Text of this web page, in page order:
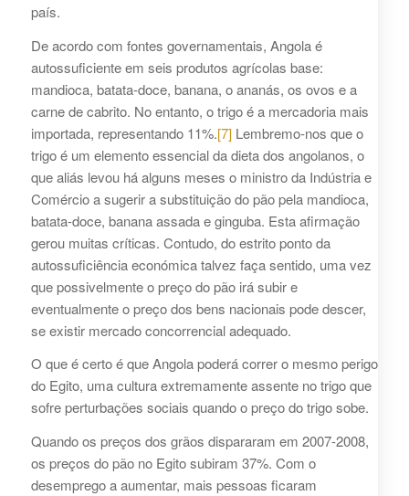
país.
De acordo com fontes governamentais, Angola é
autossuficiente em seis produtos agrícolas base:
mandioca, batata-doce, banana, o ananás, os ovos e a
carne de cabrito. No entanto, o trigo é a mercadoria mais
importada, representando 11%.[7]Lembremo-nos que o
trigo é um elemento essencial da dieta dos angolanos, o
que aliás levou há alguns meses o ministro da Indústria e
Comércio a sugerir a substituição do pão pela mandioca,
batata-doce, banana assada e ginguba. Esta afirmação
gerou muitas críticas. Contudo, do estrito ponto da
autossuficiência económica talvez faça sentido, uma vez
que possivelmente o preço do pão irá subir e
eventualmente o preço dos bens nacionais pode descer,
se existir mercado concorrencial adequado.
O que é certo é que Angola poderá correr o mesmo perigo
do Egito, uma cultura extremamente assente no trigo que
sofre perturbações sociais quando o preço do trigo sobe.
Quando os preços dos grãos dispararam em 2007-2008,
os preços do pão no Egito subiram 37%. Com o
desemprego a aumentar, mais pessoas ficaram